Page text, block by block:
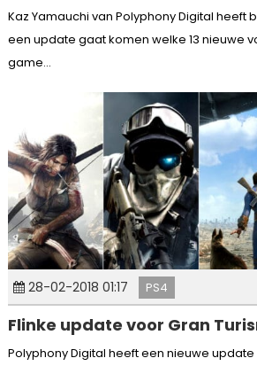
Kaz Yamauchi van Polyphony Digital
een update gaat komen welke 13 nieuwe
game...
28-02-2018 01:17 PS4
Flinke update voor Gran
Polyphony Digital heeft een nieuwe